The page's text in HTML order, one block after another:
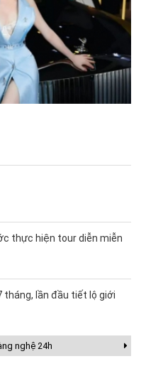
thực hiện tour diễn miễn
tháng, lần đầu tiết lộ giới
nghệ 24h